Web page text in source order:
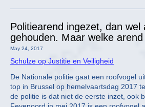
Politiearend ingezet, dan wel
gehouden. Maar welke
May 24, 2017
Schulze op Justitie en Veiligheid
De Nationale politie gaat een roofvogel
top in Brussel op hemelvaartsdag 2017
de politie is dat niet de eerste inzet, ook